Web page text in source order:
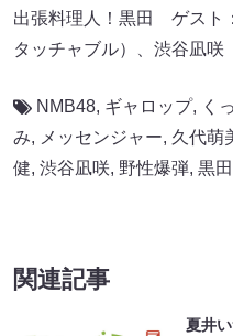
出張料理人！黒田 ゲスト
タッチャブル）、渋谷凪咲
NMB48, ギャロップ, く
み, メッセンジャー, 久代萌
健, 渋谷凪咲, 野性爆弾, 黒
関連記事
夏井